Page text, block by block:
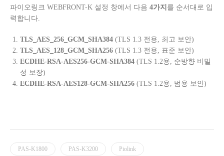
파이오링크 WEBFRONT-K 설정 창에서 다음 4가지 를 순서대로 입
력합니다.
TLS_AES_256_GCM_SHA384 (TLS 1.3 전용, 최고 보안)
TLS_AES_128_GCM_SHA256 (TLS 1.3 전용, 표준 보안)
ECDHE-RSA-AES256-GCM-SHA384 (TLS 1.2용, 순방향 비밀
성 보장)
ECDHE-RSA-AES128-GCM-SHA256 (TLS 1.2용, 범용 보안)
PAS-K1800 PAS-K3200 Piolink